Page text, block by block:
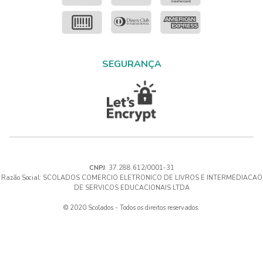
SEGURANÇA
CNPJ: 37.288.612/0001-31
Razão Social: SCOLADOS COMERCIO ELETRONICO DE LIVROS E INTERMEDIACAO
DE SERVICOS EDUCACIONAIS LTDA
© 2020 Scolados - Todos os direitos reservados.